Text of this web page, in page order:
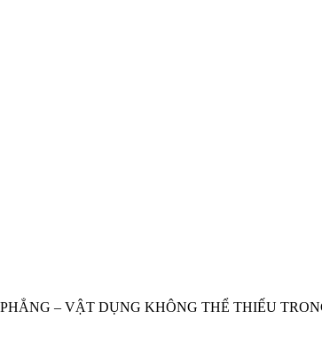
– VẬT DỤNG KHÔNG THỂ THIẾU